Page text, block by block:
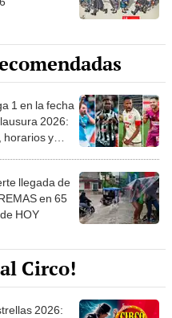
1 en la fecha
2026:
horarios y
llegada de
en 65
HOY
Circo!
2026: